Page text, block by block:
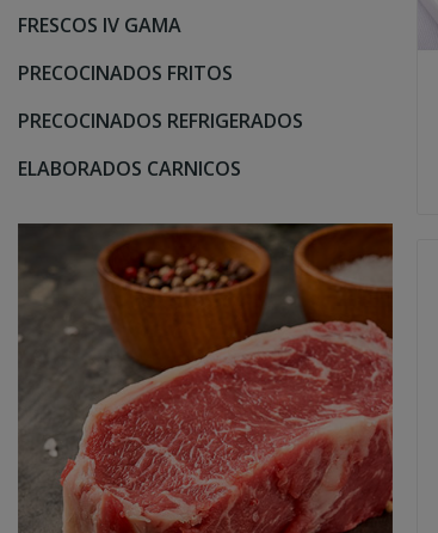
FRESCOS IV GAMA
PRECOCINADOS FRITOS
PRECOCINADOS REFRIGERADOS
ELABORADOS CARNICOS